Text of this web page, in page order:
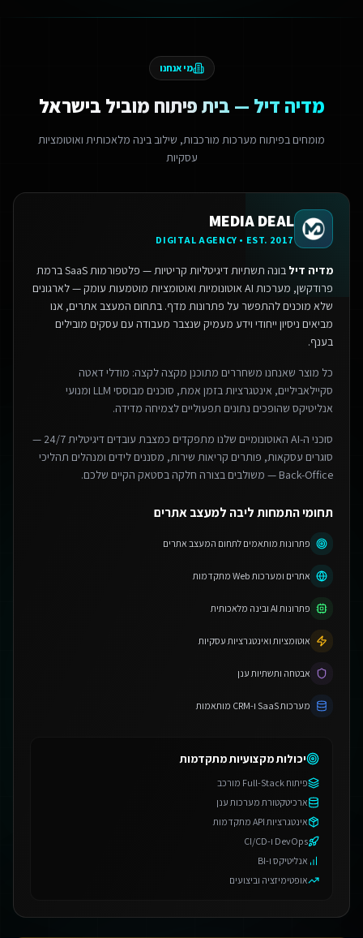
מי אנחנו
מדיה דיל — בית פיתוח מוביל בישראל
מומחים בפיתוח מערכות מורכבות, שילוב בינה מלאכותית ואוטומציות
עסקיות
MEDIA DEAL
DIGITAL AGENCY • EST. 2017
מדיה דיל
בונה תשתיות דיגיטליות קריטיות — פלטפורמות SaaS ברמת
פרודקשן, מערכות AI אוטונומיות ואוטומציות מוטמעות עומק — לארגונים
שלא מוכנים להתפשר על פתרונות מדף. בתחום המעצב אתרים, אנו
מביאים ניסיון ייחודי וידע מעמיק שנצבר מעבודה עם עסקים מובילים
בענף.
כל מוצר שאנחנו משחררים מתוכנן מקצה לקצה: מודלי דאטה
סקיילאביליים, אינטגרציות בזמן אמת, סוכנים מבוססי LLM ומנועי
אנליטיקס שהופכים נתונים תפעוליים לצמיחה מדידה.
סוכני ה-AI האוטונומיים שלנו מתפקדים כמצבת עובדים דיגיטלית 24/7 —
סוגרים עסקאות, פותרים קריאות שירות, מסננים לידים ומנהלים תהליכי
Back-Office — משולבים בצורה חלקה בסטאק הקיים שלכם.
תחומי התמחות ליבה למעצב אתרים
פתרונות מותאמים לתחום המעצב אתרים
אתרים ומערכות Web מתקדמות
פתרונות AI ובינה מלאכותית
אוטומציות ואינטגרציות עסקיות
אבטחה ותשתיות ענן
מערכות SaaS ו-CRM מותאמות
יכולות מקצועיות מתקדמות
פיתוח Full-Stack מורכב
ארכיטקטורת מערכות ענן
אינטגרציות API מתקדמות
DevOps ו-CI/CD
אנליטיקס ו-BI
אופטימיזציה וביצועים